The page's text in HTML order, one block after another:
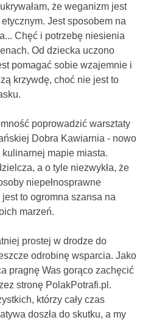
że weganizm jest
Jest sposobem na
Chęć i potrzebę niesienia
Od dziecka uczono
pomagać sobie wzajemnie i
krzywdę, choć nie jest to
poprowadzić warsztaty
Dobra Kawiarnia - nowo
mapie miasta.
a o tyle niezwykła, że
niepełnosprawne
to ogromna szansa na
marzeń.
prostej w drodze do
odrobinę wsparcia. Jako
pragnę Was gorąco zachęcić
stronę PolakPotrafi.pl.
którzy cały czas
doszła do skutku, a my